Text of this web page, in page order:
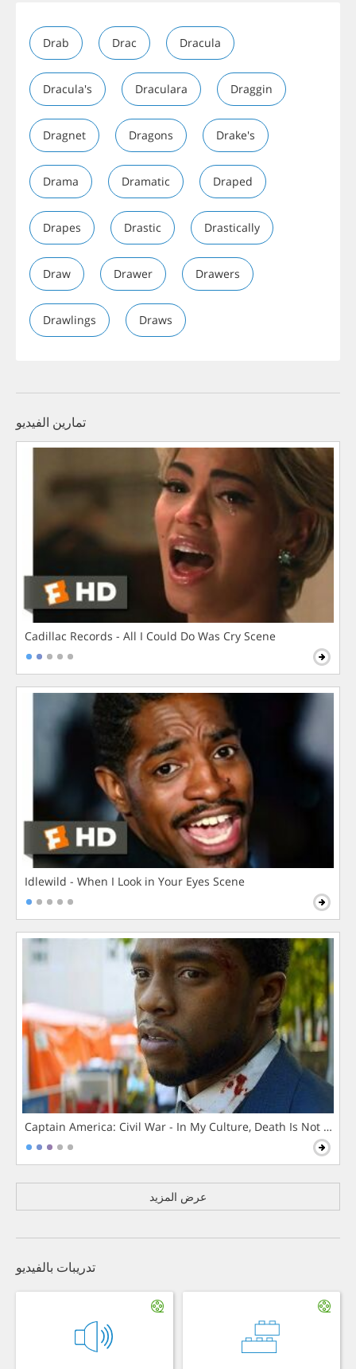
Drab Drac Dracula
Dracula's Draculara Draggin
Dragnet Dragons Drake's
Drama Dramatic Draped
Drapes Drastic Drastically
Draw Drawer Drawers
Drawlings Draws
تمارين الفيديو
Cadillac Records - All I Could Do Was Cry Scene
Idlewild - When I Look in Your Eyes Scene
Captain America: Civil War - In My Culture, Death Is Not The
عرض المزيد
تدريبات بالفيديو